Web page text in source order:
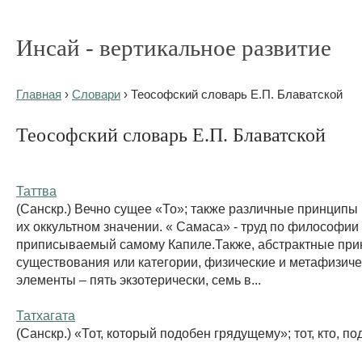
Инсай - вертикальное развитие
Главная › Словари › Теософский словарь Е.П. Блаватской
Теософский словарь Е.П. Блаватской
Таттва
(Санскр.) Вечно сущее «То»; также различные
их оккультном значении. « Самаса» - труд по
приписываемый самому Капиле.Также, абстрактные
существования или категории, физические и
элементы – пять экзотерически, семь в...
Татхагата
(Санскр.) «Тот, который подобен грядущему»; тот, кто,